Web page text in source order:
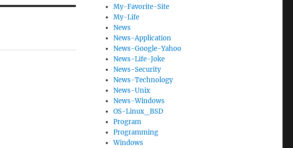
My-Favorite-Site
My-Life
News
News-Application
News-Google-Yahoo
News-Life-Joke
News-Security
News-Technology
News-Unix
News-Windows
OS-Linux_BSD
Program
Programming
Windows